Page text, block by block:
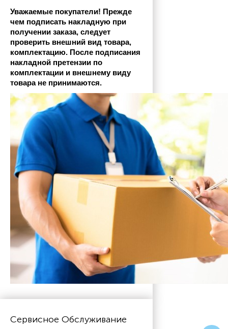
Уважаемые покупатели! Прежде
чем подписать накладную при
получении заказа, следует
проверить внешний вид товара,
комплектацию. После подписания
накладной претензии по
комплектации и внешнему виду
товара не принимаются.
Сервисное Обслуживание